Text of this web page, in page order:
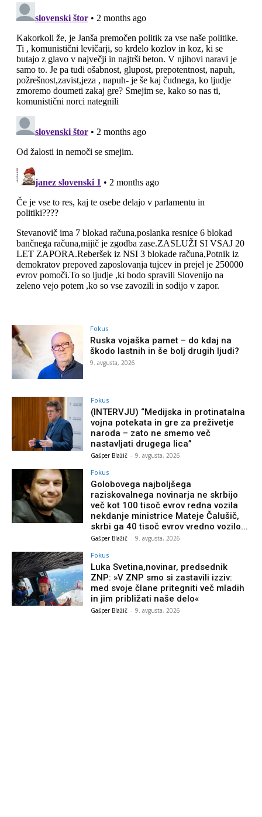
Fokus
Ruska vojaška pamet – do kdaj na
škodo lastnih in še bolj drugih ljudi?
9. avgusta, 2026
Fokus
(INTERVJU) “Medijska in protinatalna
vojna potekata in gre za preživetje
naroda – zato ne smemo več
nastavljati drugega lica”
Gašper Blažič - 9. avgusta, 2026
Fokus
Golobovega najboljšega
raziskovalnega novinarja ne skrbijo
več kot 100 tisoč evrov redna vozila
nekdanje ministrice Mateje Čalušič,
skrbi ga 40 tisoč evrov vredno vozilo...
Gašper Blažič - 9. avgusta, 2026
Fokus
Luka Svetina,novinar, predsednik
ZNP: »V ZNP smo si zastavili izziv:
med svoje člane pritegniti več mladih
in jim približati naše delo«
Gašper Blažič - 9. avgusta, 2026